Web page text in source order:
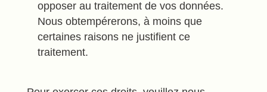
opposer au traitement de vos données.
Nous obtempérerons, à moins que
certaines raisons ne justifient ce
traitement.